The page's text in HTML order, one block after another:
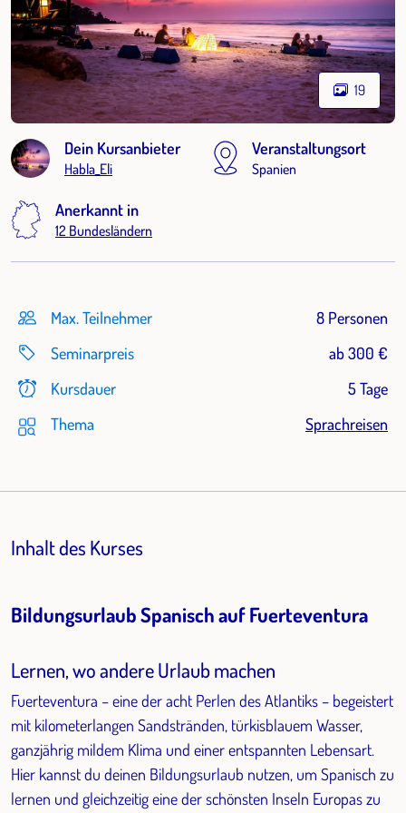
19
Dein Kursanbieter
Habla_Eli
Veranstaltungsort
Spanien
Anerkannt in
12 Bundesländern
Max. Teilnehmer
8 Personen
Seminarpreis
ab 300 €
Kursdauer
5 Tage
Thema
Sprachreisen
Inhalt des Kurses
Bildungsurlaub Spanisch auf Fuerteventura
Lernen, wo andere Urlaub machen
Fuerteventura – eine der acht Perlen des Atlantiks – begeistert
mit kilometerlangen Sandstränden, türkisblauem Wasser,
ganzjährig mildem Klima und einer entspannten Lebensart.
Hier kannst du deinen Bildungsurlaub nutzen, um Spanisch zu
lernen und gleichzeitig eine der schönsten Inseln Europas zu